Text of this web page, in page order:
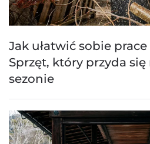
Jak ułatwić sobie
Sprzęt, który przyda
sezonie